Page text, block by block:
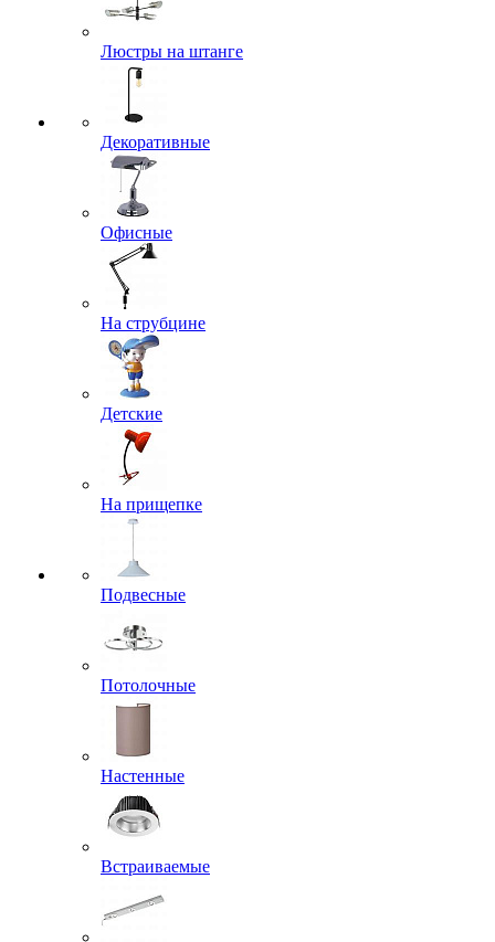
Люстры на штанге
Декоративные
Офисные
На струбцине
Детские
На прищепке
Подвесные
Потолочные
Настенные
Встраиваемые